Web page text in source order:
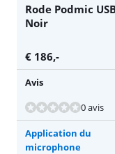
Rode Podmic
Noir
€ 186,-
Avis
0 avis
La note est de 9,2 sur 10,
La note est de 8,4 sur 10,
La note est de 7,2 sur 10,
Application du
microphone